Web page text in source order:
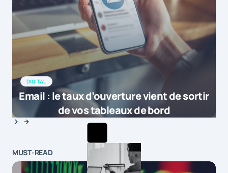
DIGITAL
Email : le taux d’ouverture vient de sortir
de vos tableaux de bord
MUST-READ